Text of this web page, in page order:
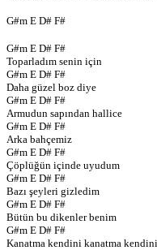
G#m E D# F#
G#m E D# F#
Toparladım senin için
G#m E D# F#
Daha güzel boz diye
G#m E D# F#
Armudun sapından hallice
G#m E D# F#
Arka bahçemiz
G#m E D# F#
Çöplüğün içinde uyudum
G#m E D# F#
Bazı şeyleri gizledim
G#m E D# F#
Bütün bu dikenler benim
G#m E D# F#
Kanatma kendini kanatma kendini